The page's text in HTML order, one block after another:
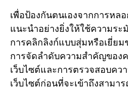
เพื่อป้องกันตนเองจากการหล
แนะนำอย่างยิ่งให้ใช้ความระ
การคลิกลิงก์แบบสุ่มหรือเยี่ยม
การจัดลำดับความสำคัญของ
เว็บไซต์และการตรวจสอบคว
เว็บไซต์ก่อนที่จะเข้าถึงสามา